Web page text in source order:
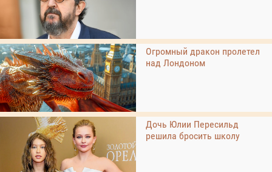
Огромный дракон пролетел
над Лондоном
Дочь Юлии Пересильд
решила бросить школу